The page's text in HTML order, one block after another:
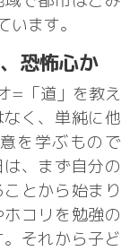
ます。
恐怖心か
=「道」を教え
く、単純に他
を学ぶもので
、まず自分の
とから始まり
コリを勉強の
それから子ど